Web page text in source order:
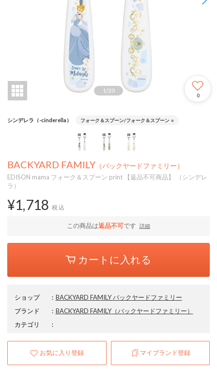
1 /20
0
シンデレラ（-cinderella） フォーク＆スプーン/フォーク＆スプーン ○
BACKYARD FAMILY （バックヤードファミリー）
EDISON mama フォーク＆スプーン print 【返品不可商品】 （シンデレ
ラ）
¥1,718 税込
この商品は返品不可です 詳細
カートに入れる
ショップ ： BACKYARD FAMILY バックヤードファミリー
ブランド
： BACKYARD FAMILY（バックヤードファミリー）
カテゴリ
：
お気に入り登録 マイブランド登録